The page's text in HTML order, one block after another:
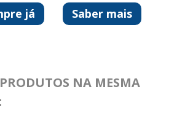
Saber mais
já
NA MESMA